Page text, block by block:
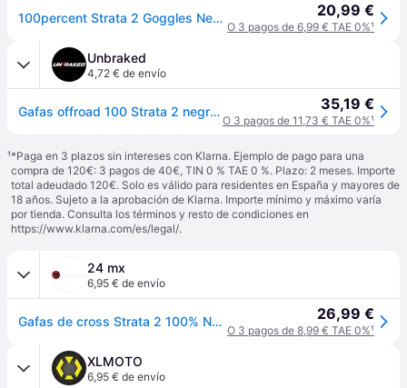
100percent Strata 2 Goggles Negro Clear Lens/CAT0 20,99 €
O 3 pagos de 6,99 € TAE 0%¹
Unbraked
4,72 € de envío
Gafas offroad 100 Strata 2 negro -cristal transparente 35,19 €
O 3 pagos de 11,73 € TAE 0%¹
¹*Paga en 3 plazos sin intereses con Klarna. Ejemplo de pago para una
compra de 120€: 3 pagos de 40€, TIN 0 % TAE 0 %. Plazo: 2 meses. Importe
total adeudado 120€. Solo es válido para residentes en España y mayores de
18 años. Sujeto a la aprobación de Klarna. Importe mínimo y máximo varía
por tienda. Consulta los términos y resto de condiciones en
https://www.klarna.com/es/legal/.
24 mx
6,95 € de envío
Gafas de cross Strata 2 100% Negro 26,99 €
O 3 pagos de 8,99 € TAE 0%¹
XLMOTO
6,95 € de envío